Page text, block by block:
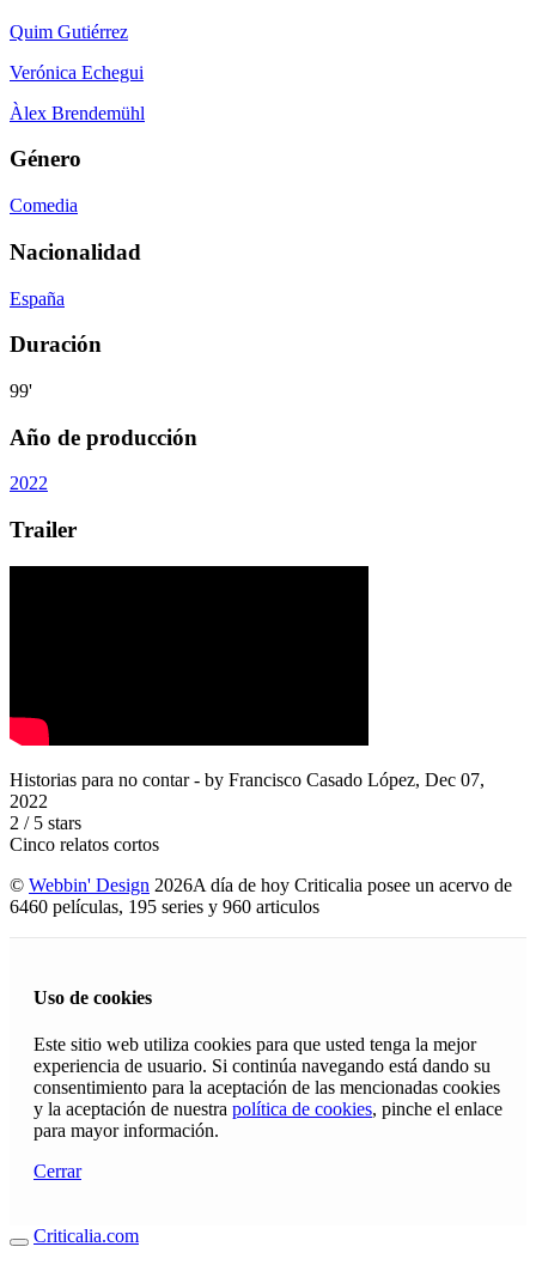
Quim Gutiérrez
Verónica Echegui
Àlex Brendemühl
Género
Comedia
Nacionalidad
España
Duración
99'
Año de producción
2022
Trailer
Historias para no contar- by Francisco Casado López, Dec 07,
2022
2 / 5 stars
Cinco relatos cortos
© Webbin' Design 2026A día de hoy Criticalia posee un acervo de
6460 películas, 195 series y 960 articulos
Uso de cookies
Este sitio web utiliza cookies para que usted tenga la mejor
experiencia de usuario. Si continúa navegando está dando su
consentimiento para la aceptación de las mencionadas cookies
y la aceptación de nuestra política de cookies, pinche el enlace
para mayor información.
Cerrar
Criticalia.com